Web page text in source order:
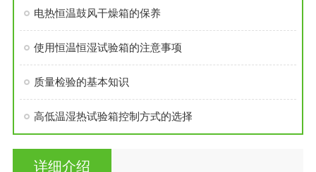
电热恒温鼓风干燥箱的保养
使用恒温恒湿试验箱的注意事项
质量检验的基本知识
高低温湿热试验箱控制方式的选择
详细介绍